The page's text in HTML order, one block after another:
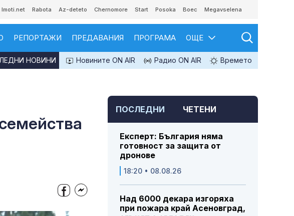
Imoti.net Rabota Az-deteto Chernomore Start Posoka Boec Megavselena
РЕПОРТАЖИ ПРЕДАВАНИЯ ПРОГРАМА ОЩЕ
Новините ON AIR Радио ON AIR Времето
НОВИНИ
ПОСЛЕДНИ ЧЕТЕНИ
Експерт: България няма
готовност за защита от
дронове
18:20 • 08.08.26
Над 6000 декара изгоряха
при пожара край Асеновград,